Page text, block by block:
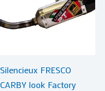
Silencieux FRESCO
CARBY look Factory